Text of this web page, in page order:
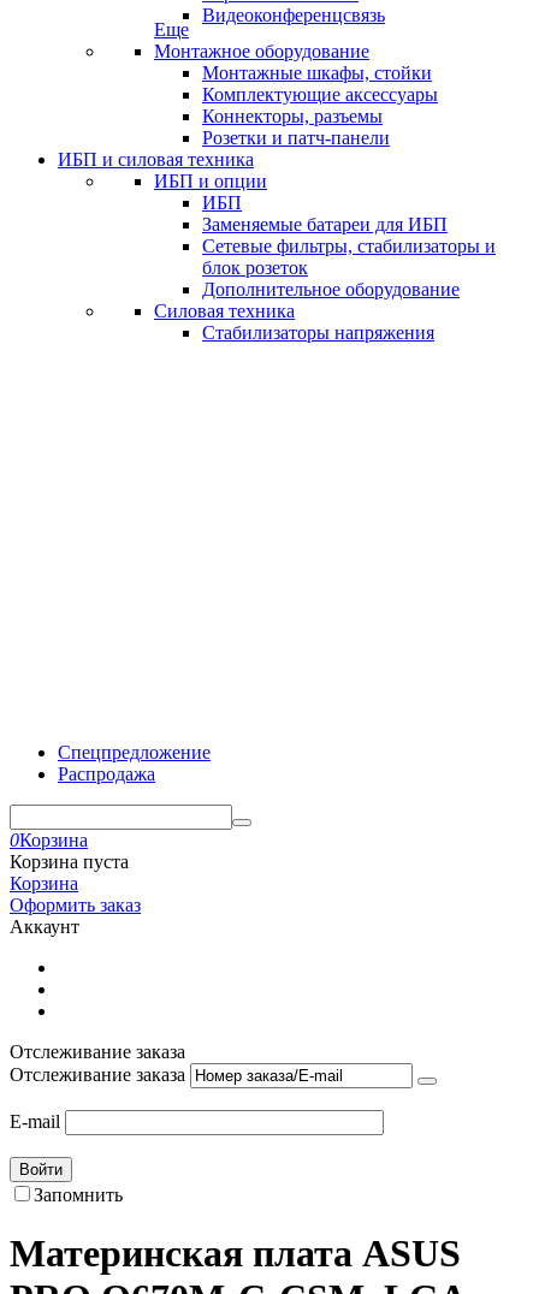
Видеоконференцсвязь
Еще
Монтажное оборудование
Монтажные шкафы, стойки
Комплектующие аксессуары
Коннекторы, разъемы
Розетки и патч-панели
ИБП и силовая техника
ИБП и опции
ИБП
Заменяемые батареи для ИБП
Сетевые фильтры, стабилизаторы и
блок розеток
Дополнительное оборудование
Силовая техника
Стабилизаторы напряжения
Спецпредложение
Распродажа
0Корзина
Корзина пуста
Корзина
Оформить заказ
Аккаунт
Отслеживание заказа
Отслеживание заказа
E-mail
Войти
Запомнить
Материнская плата ASUS